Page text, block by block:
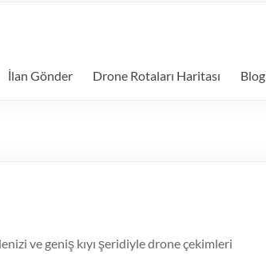
İlan Gönder Drone Rotaları Haritası Blog
ve geniş kıyı şeridiyle drone çekimleri